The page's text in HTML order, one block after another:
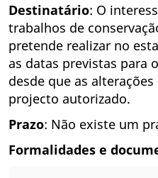
Destinatário: O
trabalhos de
pretende realizar no
as datas previstas para
desde que as
projecto autorizado.
Prazo: Não existe um
Formalidades e